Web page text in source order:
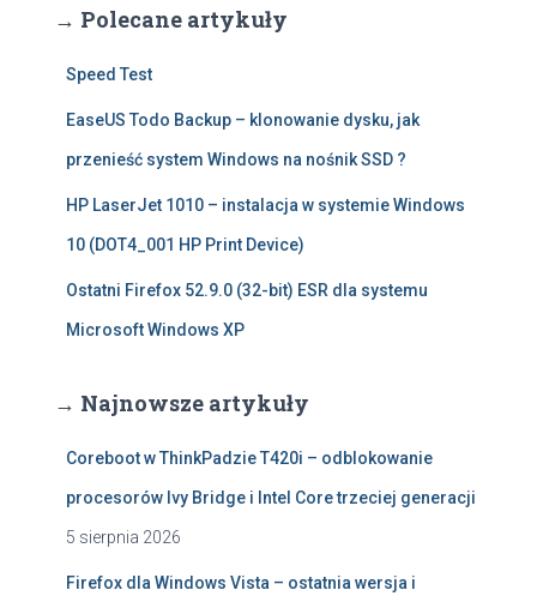
→ Polecane artykuły
Speed Test
EaseUS Todo Backup – klonowanie dysku, jak
przenieść system Windows na nośnik SSD ?
HP LaserJet 1010 – instalacja w systemie Windows
10 (DOT4_001 HP Print Device)
Ostatni Firefox 52.9.0 (32-bit) ESR dla systemu
Microsoft Windows XP
→ Najnowsze artykuły
Coreboot w ThinkPadzie T420i – odblokowanie
procesorów Ivy Bridge i Intel Core trzeciej generacji
5 sierpnia 2026
Firefox dla Windows Vista – ostatnia wersja i